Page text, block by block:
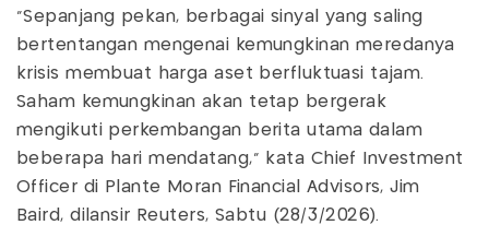
"Sepanjang pekan, berbagai sinyal yang saling
bertentangan mengenai kemungkinan meredanya
krisis membuat harga aset berfluktuasi tajam.
Saham kemungkinan akan tetap bergerak
mengikuti perkembangan berita utama dalam
beberapa hari mendatang," kata Chief Investment
Officer di Plante Moran Financial Advisors, Jim
Baird, dilansir Reuters, Sabtu (28/3/2026).